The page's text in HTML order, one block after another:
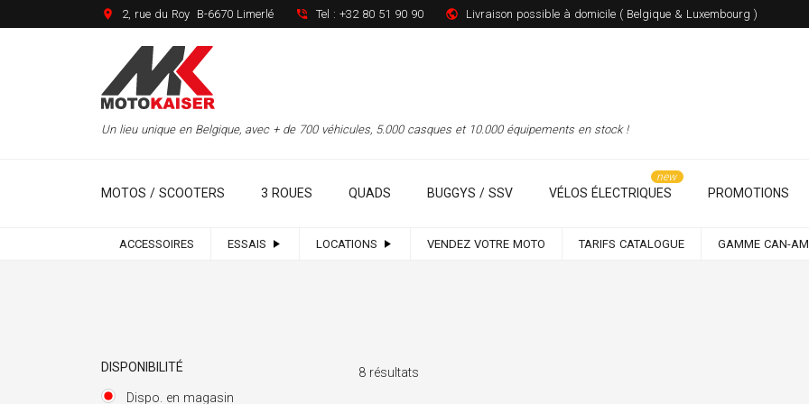
2, rue du Roy B-6670 Limerlé Tel : +32 80 51 90 90 Livraison possible à domicile ( Belgique & Luxembourg )
Un lieu unique en Belgique, avec + de 700 véhicules, 5.000 casques et 10.000 équipements en stock !
MOTOS / SCOOTERS 3 ROUES QUADS BUGGYS / SSV VÉLOS ÉLECTRIQUES PROMOTIONS
ACCESSOIRES ESSAIS LOCATIONS VENDEZ VOTRE MOTO TARIFS CATALOGUE GAMME CAN-AM
DISPONIBILITÉ
Dispo. en magasin
8 résultats